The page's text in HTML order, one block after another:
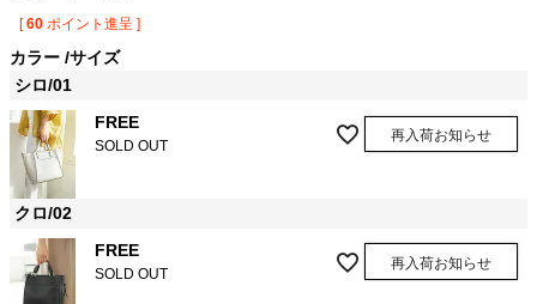
[ 60 ポイント進呈 ]
カラー サイズ
シロ/01
FREE
SOLD OUT
再入荷お知らせ
クロ/02
FREE
SOLD OUT
再入荷お知らせ